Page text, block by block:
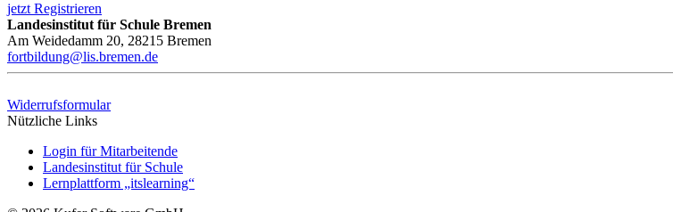
jetzt Registrieren
Landesinstitut für Schule Bremen
Am Weidedamm 20, 28215 Bremen
fortbildung@lis.bremen.de
Widerrufsformular
Nützliche Links
Login für Mitarbeitende
Landesinstitut für Schule
Lernplattform „itslearning“